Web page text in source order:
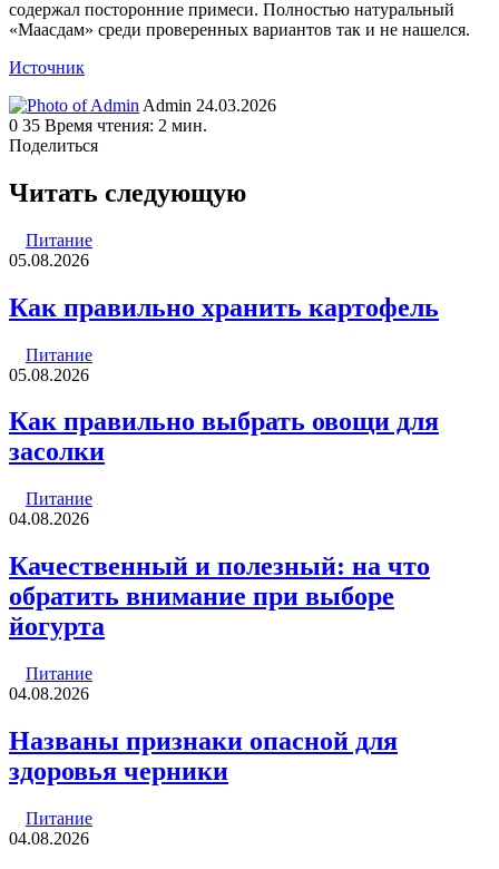
содержал посторонние примеси. Полностью натуральный
«Маасдам» среди проверенных вариантов так и не нашелся.
Источник
Admin Send
an
24.03.2026
0 35 Время чтения: 2 мин.
Поделиться
через
электронную
Читать следующую
Питание
05.08.2026
Как правильно хранить картофель
Питание
05.08.2026
Как правильно выбрать овощи для
засолки
Питание
04.08.2026
Качественный и полезный: на что
обратить внимание при выборе
йогурта
Питание
04.08.2026
Названы признаки опасной для
здоровья черники
Питание
04.08.2026